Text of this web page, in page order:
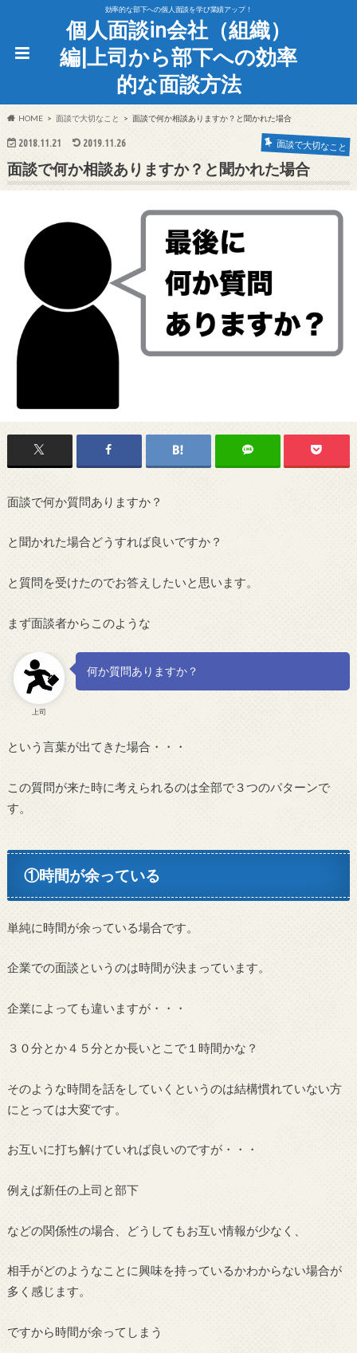
効率的な部下への個人面談を学び業績アップ！
個人面談in会社（組織）
編|上司から部下への効率
的な面談方法
HOME 面談で大切なこと 面談で何か相談ありますか？と聞かれた場合
2018.11.21 2019.11.26 面談で大切なこと
面談で何か相談ありますか？と聞かれた場合
面談で何か質問ありますか？
と聞かれた場合どうすれば良いですか？
と質問を受けたのでお答えしたいと思います。
まず面談者からこのような
上司
何か質問ありますか？
という言葉が出てきた場合・・・
この質問が来た時に考えられるのは全部で３つのパターンで
す。
①時間が余っている
単純に時間が余っている場合です。
企業での面談というのは時間が決まっています。
企業によっても違いますが・・・
３０分とか４５分とか長いとこで１時間かな？
そのような時間を話をしていくというのは結構慣れていない方
にとっては大変です。
お互いに打ち解けていれば良いのですが・・・
例えば新任の上司と部下
などの関係性の場合、どうしてもお互い情報が少なく、
相手がどのようなことに興味を持っているかわからない場合が
多く感じます。
ですから時間が余ってしまう